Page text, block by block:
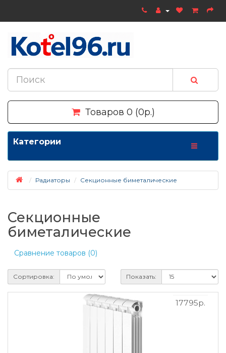
Товаров 0 (0р.)
Категории
Радиаторы Секционные биметалические
Секционные
биметалические
Сравнение товаров (0)
Сортировка: Показать:
17795р.